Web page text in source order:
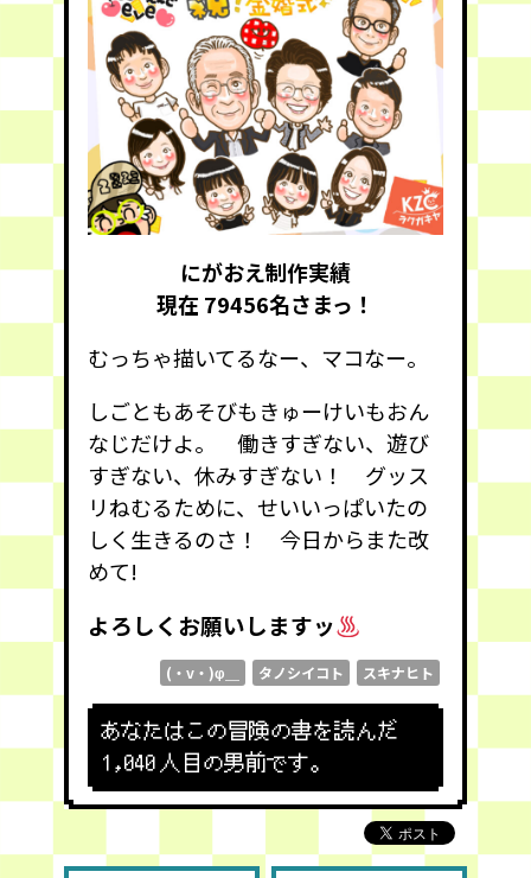
にがおえ制作実績
現在 79456名さまっ！
むっちゃ描いてるなー、マコなー。
しごともあそびもきゅーけいもおん
なじだけよ。 働きすぎない、遊び
すぎない、休みすぎない！ グッス
リねむるために、せいいっぱいたの
しく生きるのさ！ 今日からまた改
めて!
よろしくお願いしますッ
(・v・)φ＿ タノシイコト スキナヒト
あなたはこの冒険の書を読んだ
1,040 人目の男前です。